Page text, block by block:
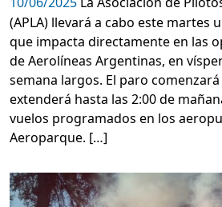
(APLA) llevará a cabo este martes
que impacta directamente en las
de Aerolíneas Argentinas, en
semana largos. El paro comenzará
extenderá hasta las 2:00 de
vuelos programados en los
Aeroparque. […]